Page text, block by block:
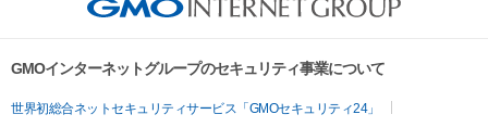
GMOインターネットグループのセキュリティ事業について
世界初総合ネットセキュリティサービス「GMOセキュリティ24」